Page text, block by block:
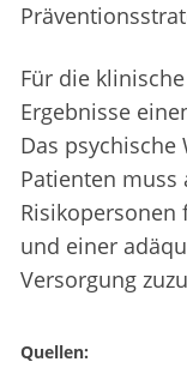
Für die
Ergebnisse
Das psychische
Patienten muss
und einer
Versorgung
Quellen: